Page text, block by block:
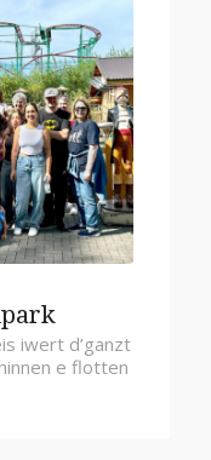
iwert d’ganzt
e flotten